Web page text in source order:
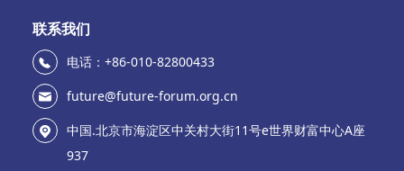
联系我们
电话：+86-010-82800433
future@future-forum.org.cn
中国.北京市海淀区中关村大街11号e世界财富中心A座
937